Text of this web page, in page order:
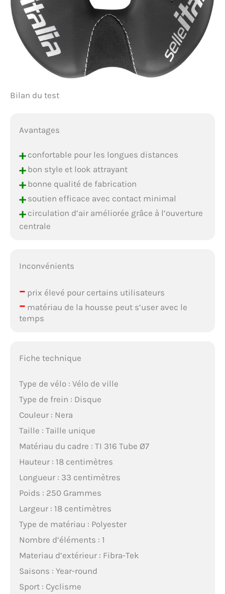
Bilan du test
Avantages
+confortable pour les longues distances
+bon style et look attrayant
+bonne qualité de fabrication
+soutien efficace avec contact minimal
+circulation d’air améliorée grâce à l’ouverture
centrale
Inconvénients
–prix élevé pour certains utilisateurs
–matériau de la housse peut s’user avec le
temps
Fiche technique
Type de vélo : Vélo de ville
Type de frein : Disque
Couleur : Nera
Taille : Taille unique
Matériau du cadre : TI 316 Tube Ø7
Hauteur : 18 centimètres
Longueur : 33 centimètres
Poids : 250 Grammes
Largeur : 18 centimètres
Type de matériau : Polyester
Nombre d’éléments : 1
Materiau d’extérieur : Fibra-Tek
Saisons : Year-round
Sport : Cyclisme